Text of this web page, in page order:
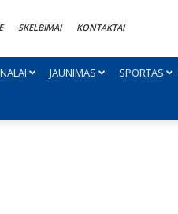
SKELBIMAI KONTAKTAI
JAUNIMAS SPORTAS